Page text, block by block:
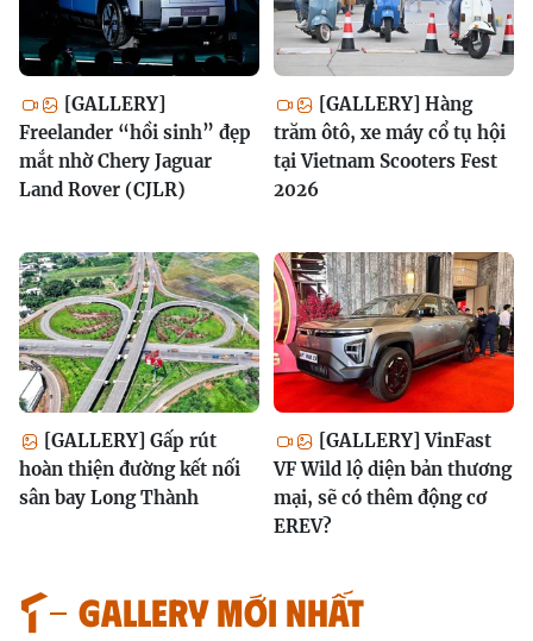
[GALLERY]
Freelander “hồi sinh” đẹp
mắt nhờ Chery Jaguar
Land Rover (CJLR)
[GALLERY] Hàng
trăm ôtô, xe máy cổ tụ hội
tại Vietnam Scooters Fest
2026
[GALLERY] Gấp rút
hoàn thiện đường kết nối
sân bay Long Thành
[GALLERY] VinFast
VF Wild lộ diện bản thương
mại, sẽ có thêm động cơ
EREV?
GALLERY MỚI NHẤT